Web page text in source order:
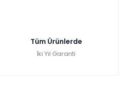
Tüm Ürünlerde
İki Yıl Garanti